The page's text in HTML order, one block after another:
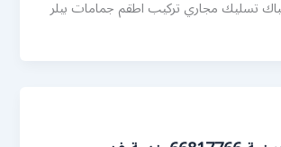
تسليك مجاري تركيب اطقم جمامات بيلر